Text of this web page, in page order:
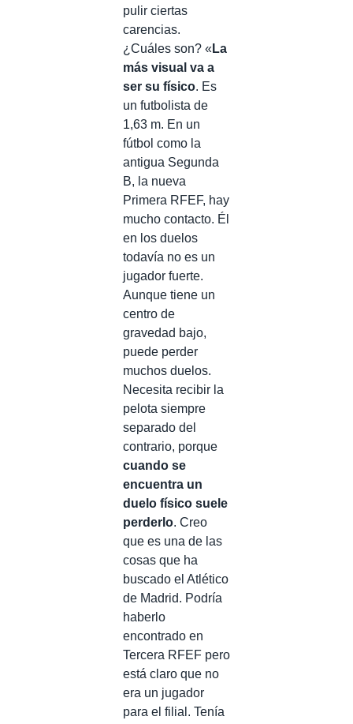
pulir ciertas
carencias.
¿Cuáles son? « La
más visual va a
ser su físico. Es
un futbolista de
1,63 m. En un
fútbol como la
antigua Segunda
B, la nueva
Primera RFEF, hay
mucho contacto. Él
en los duelos
todavía no es un
jugador fuerte.
Aunque tiene un
centro de
gravedad bajo,
puede perder
muchos duelos.
Necesita recibir la
pelota siempre
separado del
contrario, porque
cuando se
encuentra un
duelo físico suele
perderlo. Creo
que es una de las
cosas que ha
buscado el Atlético
de Madrid. Podría
haberlo
encontrado en
Tercera RFEF pero
está claro que no
era un jugador
para el filial. Tenía